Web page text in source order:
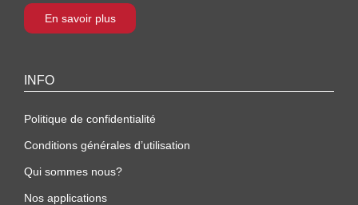
En savoir plus
INFO
Politique de confidentialité
Conditions générales d’utilisation
Qui sommes nous?
Nos applications